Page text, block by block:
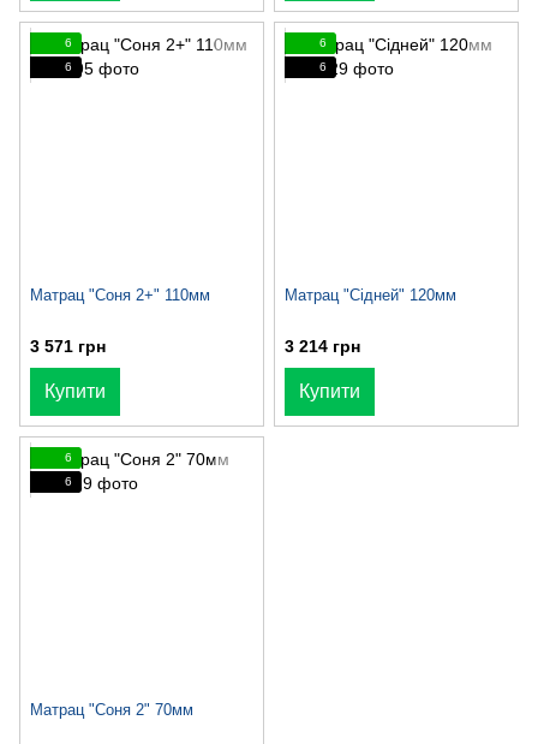
6
6
Матрац "Соня 2+" 110мм
3 571 грн
Купити
6
6
Матрац "Сідней" 120мм
3 214 грн
Купити
6
6
Матрац "Соня 2" 70мм